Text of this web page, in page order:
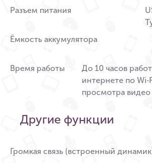
Разъем питания
Ёмкость аккумулятора
Время работы
До 10 часов
интернете по
просмотра видео
Другие функции
Громкая связь (встроенный